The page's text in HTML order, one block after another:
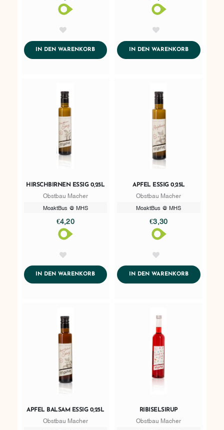
IN DEN WARENKORBADDTOCART IN DEN WARENKORBADDTOCART
HIRSCHBIRNEN ESSIG 0,25L
Obstbau Macher
MoaktBus @ MHS
€4,20
IN DEN WARENKORBADDTOCART
APFEL ESSIG 0,25L
Obstbau Macher
MoaktBus @ MHS
€3,30
IN DEN WARENKORBADDTOCART
APFEL BALSAM ESSIG 0,25L
Obstbau Macher
RIBISELSIRUP
Obstbau Macher